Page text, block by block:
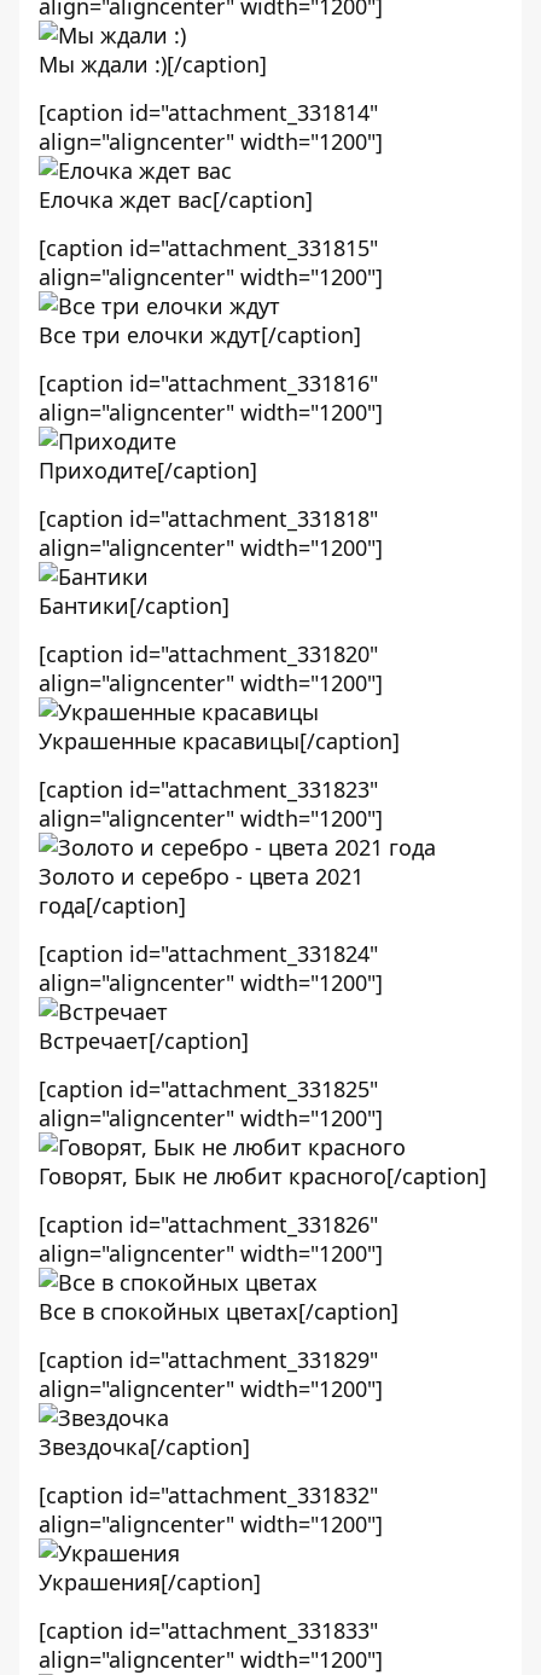
align="aligncenter" width="1200"]
Мы ждали :)[/caption]
[caption id="attachment_331814"
align="aligncenter" width="1200"]
Елочка ждет вас[/caption]
[caption id="attachment_331815"
align="aligncenter" width="1200"]
Все три елочки ждут[/caption]
[caption id="attachment_331816"
align="aligncenter" width="1200"]
Приходите[/caption]
[caption id="attachment_331818"
align="aligncenter" width="1200"]
Бантики[/caption]
[caption id="attachment_331820"
align="aligncenter" width="1200"]
Украшенные красавицы[/caption]
[caption id="attachment_331823"
align="aligncenter" width="1200"]
Золото и серебро - цвета 2021
года[/caption]
[caption id="attachment_331824"
align="aligncenter" width="1200"]
Встречает[/caption]
[caption id="attachment_331825"
align="aligncenter" width="1200"]
Говорят, Бык не любит красного[/caption]
[caption id="attachment_331826"
align="aligncenter" width="1200"]
Все в спокойных цветах[/caption]
[caption id="attachment_331829"
align="aligncenter" width="1200"]
Звездочка[/caption]
[caption id="attachment_331832"
align="aligncenter" width="1200"]
Украшения[/caption]
[caption id="attachment_331833"
align="aligncenter" width="1200"]